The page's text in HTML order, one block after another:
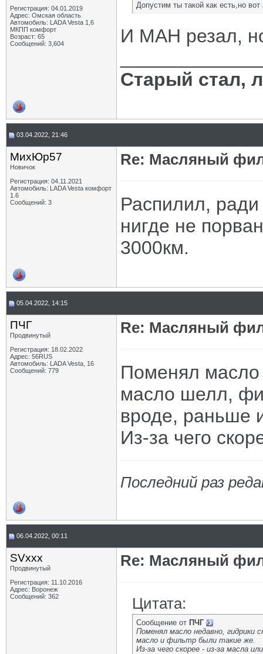
Регистрация: 04.01.2019
Адрес: Омская область
Автомобиль: LADA Vesta 1,6
МКПП комфорт
Возраст: 65
Сообщений: 3,604
Допустим ты такой как есть,но
И МАН резал,
Старый стал,
03.04.2022, 21:46
МихЮр57
Новичок
Регистрация: 04.11.2021
Автомобиль: LADA Vesta комфорт
1.6
Сообщений: 3
Re: Масляный
Распилил,
нигде не
3000км.
05.04.2022, 14:15
ПЧГ
Продвинутый
Регистрация: 18.02.2022
Адрес: 56RUS
Автомобиль: LADA Vesta, 16
Сообщений: 779
Re: Масляный
Поменял масло
масло шелл,
вроде, раньше
Из-за чего
Последний раз
06.04.2022, 00:11
SVxxx
Продвинутый
Регистрация: 11.10.2016
Адрес: Воронеж
Сообщений: 362
Re: Масляный
Цитата:
Сообщение от ПЧГ
Поменял масло недавно,
масло и фильтр были такие же.
Из-за чего скорее - из-за масла